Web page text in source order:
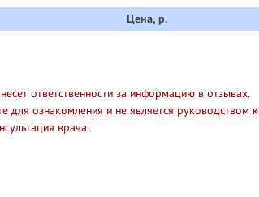
Цена, р.
ответственности за информацию в отзывах.
для ознакомления и не является руководством к
врача.